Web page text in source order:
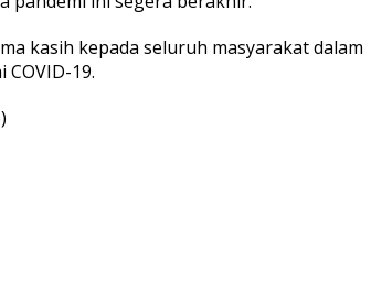
kasih kepada seluruh masyarakat dalam
19.